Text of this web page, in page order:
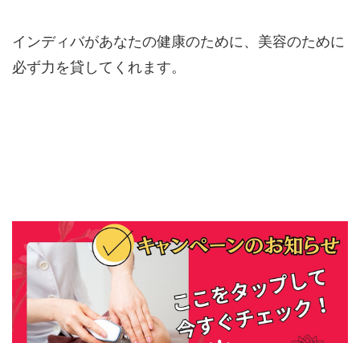
インディバがあなたの健康のために、美容のために
必ず力を貸してくれます。